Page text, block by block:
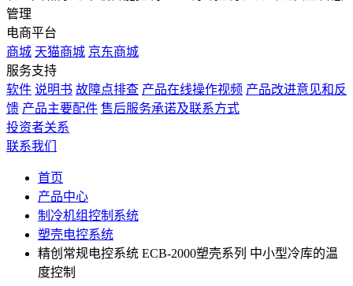
管理
电商平台
商城 天猫商城 京东商城
服务支持
软件 说明书 故障点排查 产品在线操作视频 产品改进意见和反
馈 产品主要配件 售后服务承诺及联系方式
投资者关系
联系我们
首页
产品中心
制冷机组控制系统
塑壳电控系统
精创常规电控系统 ECB-2000塑壳系列 中小型冷库的温
度控制